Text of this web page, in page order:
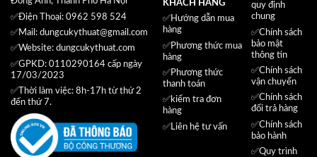
✅Điện Thoại: 0962 598 524
✅Mail: dungcukythuat@gmail.com
✅Website: dungcukythuat.com
✅GPKD: 0110290164 cấp ngày
17/03/2023
✅Thời làm việc: 8h-17h từ thứ 2
đến thứ 7.
KHÁCH HÀNG
✅Hướng dẫn mua
hàng
✅Phương thức mua
hàng
✅Phương thức
thanh toán
✅kiểm tra đơn
hàng
✅Liên hệ tư vấn
quy định
chung
✅Chính sách
bảo mật
thông tin
✅Chính sách
vận chuyển
✅Chính sách
đổi trả hàng
✅Chính sách
bảo hành
✅Quy trình